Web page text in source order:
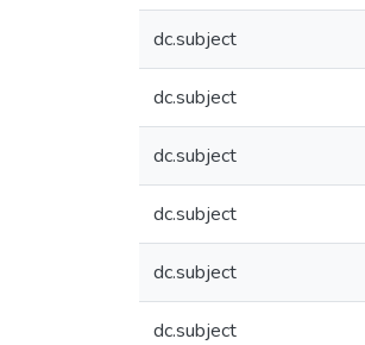
dc.subject
dc.subject
dc.subject
dc.subject
dc.subject
dc.subject